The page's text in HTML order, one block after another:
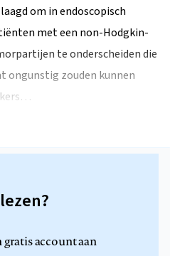
om in endoscopisch
met een non-Hodgkin-
te onderscheiden die
ongunstig zouden kunnen
gratis account aan